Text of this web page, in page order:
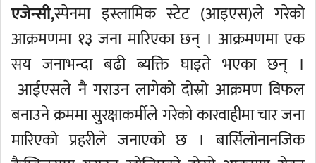
एजेन्सी,स्पेनमा इस्लामिक स्टेट (आइएस)ले गरेको
आक्रमणमा १३ जना मारिएका छन् । आक्रमणमा एक
सय जनाभन्दा बढी ब्यक्ति घाइते भएका छन् ।
आईएसले नै गराउन लागेको दोस्रो आक्रमण विफल
बनाउने क्रममा सुरक्षाकर्मीले गरेको कारवाहीमा चार जना
मारिएको प्रहरीले जनाएको छ । बार्सिलोनानजिक